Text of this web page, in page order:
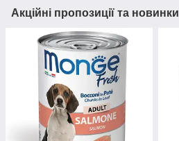
Акційні пропозиції та новинки